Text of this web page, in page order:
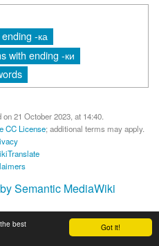
Got it!
best
-ка
with ending -ки
21 October 2023, at 14:40.
CC License; additional terms may apply.
Semantic MediaWiki